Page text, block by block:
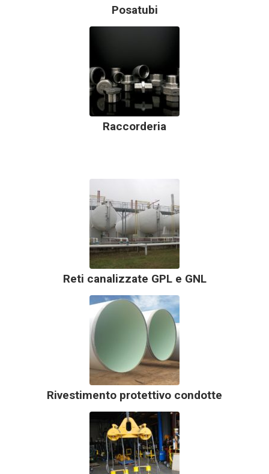
Posatubi
Raccorderia
Reti canalizzate GPL e GNL
Rivestimento protettivo condotte